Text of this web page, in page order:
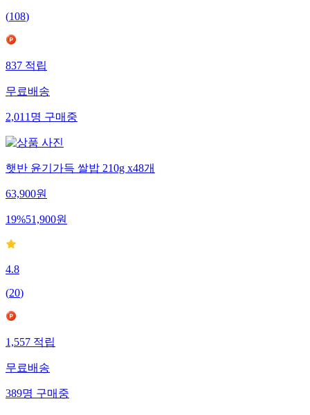
(108)
837 적립
무료배송
2,011 명 구매중
햇반 윤기가득 쌀밥 210g x48개
63,900원
19%51,900원
4.8
(20)
1,557 적립
무료배송
389명 구매중